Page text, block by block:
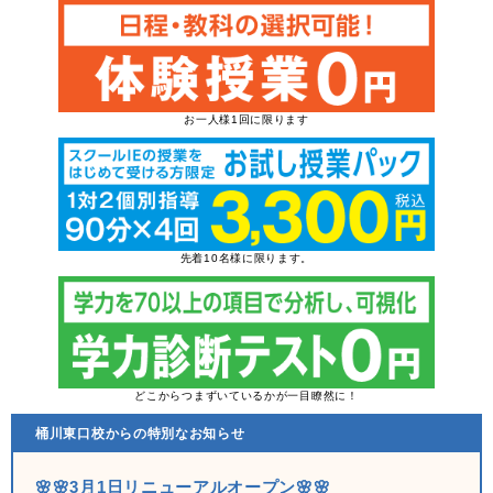
お一人様1回に限ります
先着10名様に限ります。
どこからつまずいているかが一目瞭然に！
桶川東口校からの特別なお知らせ
🌸🌸3月1日リニューアルオープン🌸🌸